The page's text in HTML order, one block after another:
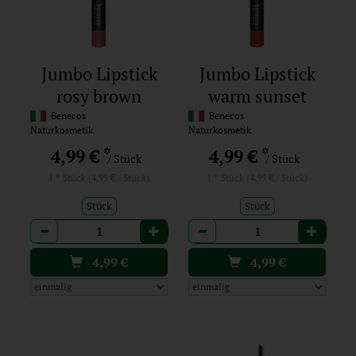
Jumbo Lipstick
rosy brown
Benecos
Naturkosmetik
4,99 €*/ Stück
Stück
Anzahl
4,99€
Jumbo Lipstick
warm sunset
Benecos
Naturkosmetik
4,99 €*/ Stück
Stück
Anzahl
4,99€